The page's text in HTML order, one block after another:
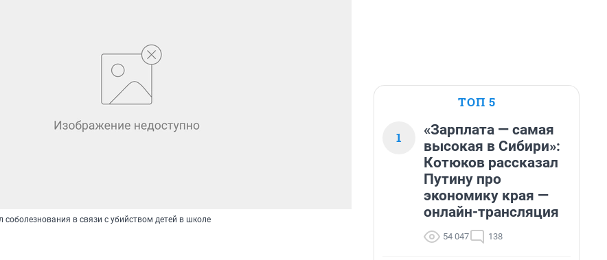
соболезнования в связи с убийством детей в школе
ТОП 5
1
«Зарплата — самая
высокая в Сибири»:
Котюков рассказал
Путину про
экономику края —
онлайн-трансляция
54 047 138